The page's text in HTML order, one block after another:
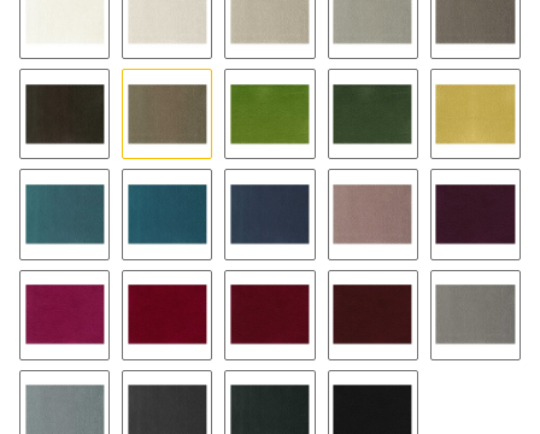
01 04 14 34 64
84 44 38 48 25
57 67 47 13 79
69 33 43 53